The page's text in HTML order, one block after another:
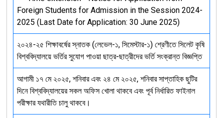
Foreign Students for Admission in the Session 2024-
2025 (Last Date for Application: 30 June 2025)
২০২৪-২৫ শিক্ষাবর্ষের স্নাতক (লেভেল-১, সিমেস্টার-১) শ্রেণীতে সিলেট কৃষি
বিশ্ববিদ্যালয়ে ভর্তির সুযোগ পাওয়া ছাত্র-ছাত্রীদের ভর্তি সংক্রান্ত বিজ্ঞপ্তি
আগামী ১৭ মে ২০২৫, শনিবার এবং ২৪ মে ২০২৫, শনিবার সাপ্তাহিক ছুটির
দিনে বিশ্ববিদ্যালয়ের সকল অফিস খোলা থাকবে এবং পূর্ব নির্ধারিত ফাইনাল
পরীক্ষার যথারীতি চালু থাকবে।